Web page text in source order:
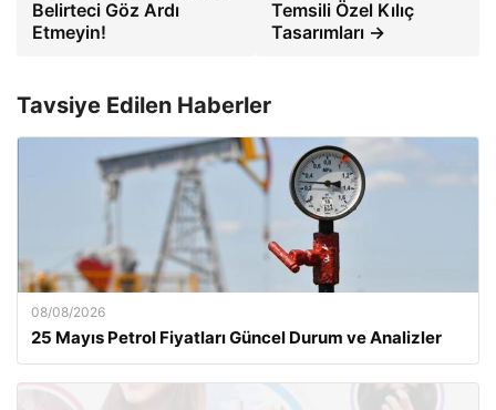
Belirteci Göz Ardı
Etmeyin!
Temsili Özel Kılıç
Tasarımları →
Tavsiye Edilen Haberler
08/08/2026
25 Mayıs Petrol Fiyatları Güncel Durum ve Analizler